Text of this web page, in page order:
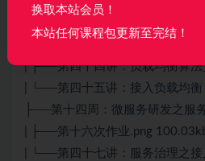
| ├──第四十四讲：负载均衡算
| └──第四十五讲：接入负载均
├──第十四周：微服务研发之服
| ├──第十六次作业.png
| └──第四十七讲：服务治理之
换取本站会员！
本站任何课程包更新至完结！